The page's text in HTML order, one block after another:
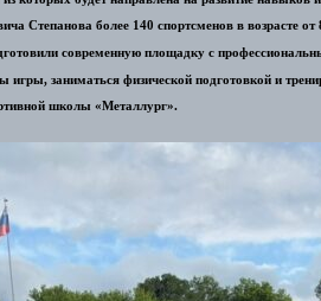
Степанова более 140 спортсменов в возрасте
современную площадку с
заниматься физической подготовкой и
школы «Металлург».